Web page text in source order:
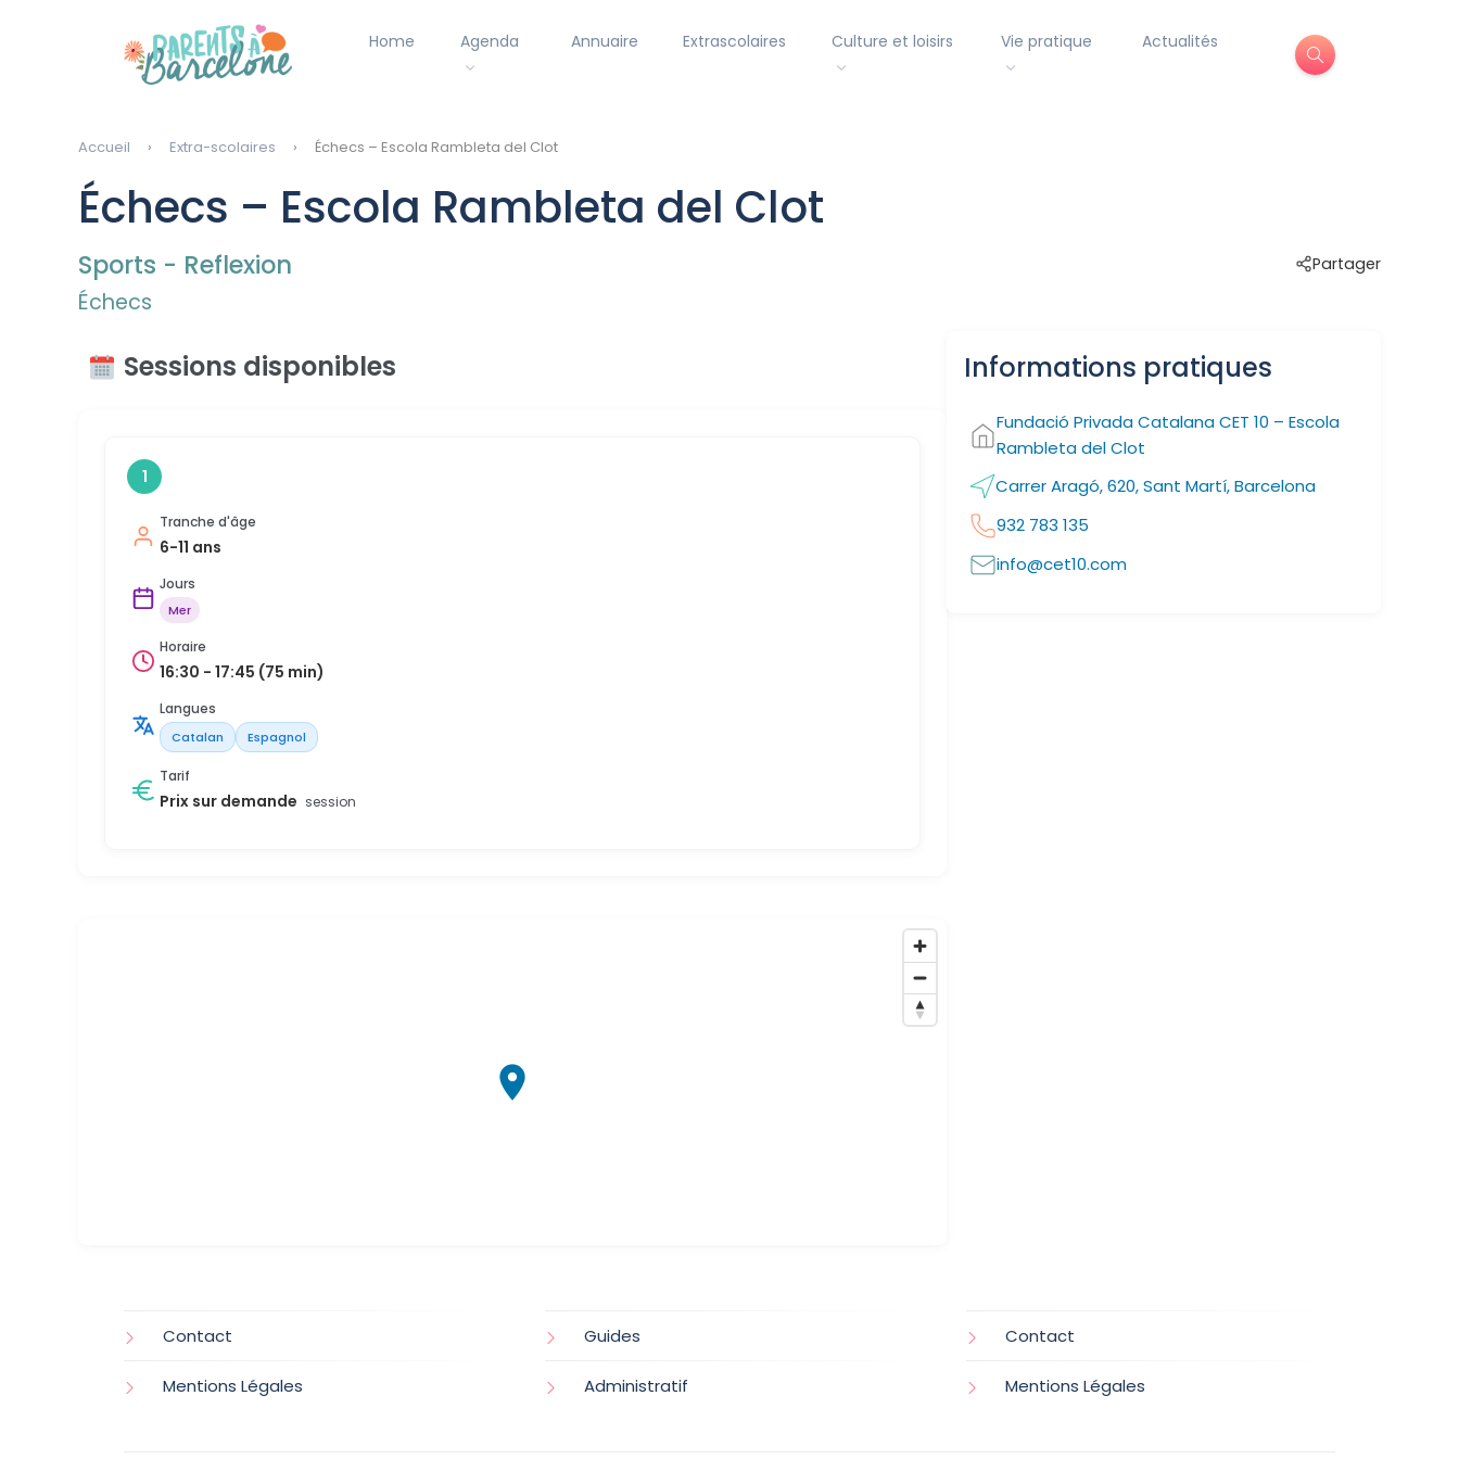
Home Agenda Annuaire Extrascolaires Culture et loisirs Vie pratique Actualités
Accueil Extra-scolaires Échecs – Escola Rambleta del Clot
Échecs – Escola Rambleta del Clot
Sports - Reflexion Partager
Échecs
Sessions disponibles
1
Tranche d'âge
6-11 ans
Jours
Mer
Horaire
16:30 - 17:45 (75 min)
Langues
Catalan Espagnol
Tarif
Prix sur demande session
Informations pratiques
Fundació Privada Catalana CET 10 – Escola
Rambleta del Clot
Carrer Aragó, 620, Sant Martí, Barcelona
932 783 135
info@cet10.com
Contact
Mentions Légales
Guides
Administratif
Contact
Mentions Légales